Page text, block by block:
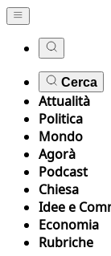
Cerca
Attualità
Politica
Mondo
Agorà
Podcast
Chiesa
Idee e
Economia
Rubriche